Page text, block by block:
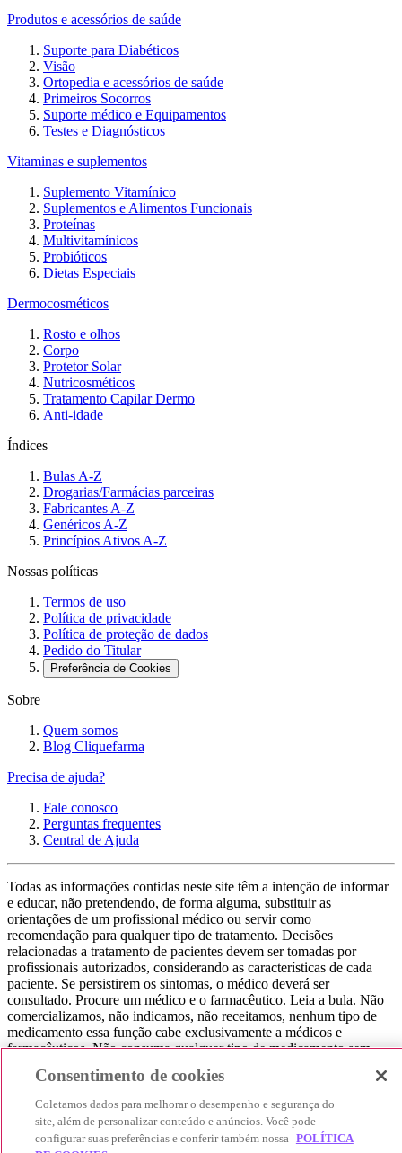
Produtos e acessórios de saúde
Suporte para Diabéticos
Visão
Ortopedia e acessórios de saúde
Primeiros Socorros
Suporte médico e Equipamentos
Testes e Diagnósticos
Vitaminas e suplementos
Suplemento Vitamínico
Suplementos e Alimentos Funcionais
Proteínas
Multivitamínicos
Probióticos
Dietas Especiais
Dermocosméticos
Rosto e olhos
Corpo
Protetor Solar
Nutricosméticos
Tratamento Capilar Dermo
Anti-idade
Índices
Bulas A-Z
Drogarias/Farmácias parceiras
Fabricantes A-Z
Genéricos A-Z
Princípios Ativos A-Z
Nossas políticas
Termos de uso
Política de privacidade
Política de proteção de dados
Pedido do Titular
Preferência de Cookies
Sobre
Quem somos
Blog Cliquefarma
Precisa de ajuda?
Fale conosco
Perguntas frequentes
Central de Ajuda
Todas as informações contidas neste site têm a intenção de informar
e educar, não pretendendo, de forma alguma, substituir as
orientações de um profissional médico ou servir como
recomendação para qualquer tipo de tratamento. Decisões
relacionadas a tratamento de pacientes devem ser tomadas por
profissionais autorizados, considerando as características de cada
paciente. Se persistirem os sintomas, o médico deverá ser
consultado. Procure um médico e o farmacêutico. Leia a bula. Não
comercializamos, não indicamos, não receitamos, nenhum tipo de
medicamento essa função cabe exclusivamente a médicos e
farmacêuticos. Não consuma qualquer tipo de medicamento sem
não realizamos a venda de medicamentos, apenas contribuímos para
que você encontre o preço mais barato, comparando os preços de
produtos farmacêuticos. Contribuímos e damos auxílio para que sua
experiência seja bem-sucedida, mas a finalização da compra
acontece nos sites das nossas lojas parceiras.
Consentimento de cookies
Coletamos dados para melhorar o desempenho e segurança do
site, além de personalizar conteúdo e anúncios. Você pode
configurar suas preferências e conferir também nossa POLÍTICA